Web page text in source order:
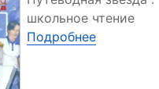
школьное чтение
Подробнее